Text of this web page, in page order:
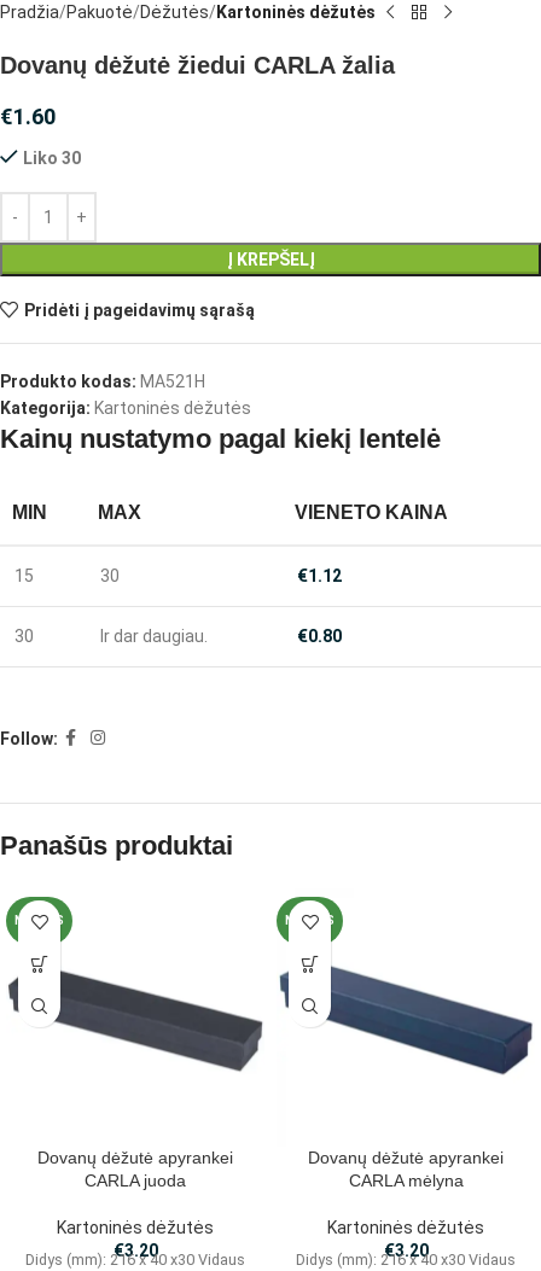
Pradžia Pakuotė Dėžutės Kartoninės dėžutės
Dovanų dėžutė žiedui CARLA žalia
€1.60
Liko 30
Į KREPŠELĮ
Pridėti į pageidavimų sąrašą
Produkto kodas: MA521H
Kategorija: Kartoninės dėžutės
Kainų nustatymo pagal kiekį lentelė
MIN MAX VIENETO KAINA
15 30 €1.12
30 Ir dar daugiau. €0.80
Follow:
Panašūs produktai
NAUJAS
Dovanų dėžutė apyrankei
CARLA juoda
Kartoninės dėžutės
€3.20
Didys (mm): 216 x 40 x30 Vidaus
NAUJAS
Dovanų dėžutė apyrankei
CARLA mėlyna
Kartoninės dėžutės
€3.20
Didys (mm): 216 x 40 x30 Vidaus